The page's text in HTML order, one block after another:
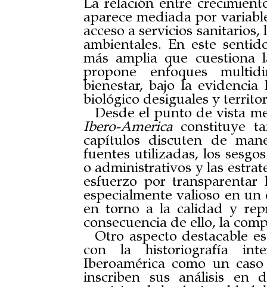
aparece mediada por
acceso a servicios
ambientales. En este
más amplia que cuestiona
propone enfoques
bienestar, bajo la
biológico desiguales y
Desde el punto de vista
Ibero-America constituye
capítulos discuten de
fuentes utilizadas, los
o administrativos y las
esfuerzo por transparentar
especialmente valioso en
en torno a la calidad y
consecuencia de ello, la
Otro aspecto destacable
con la historiografía
Iberoamérica como un
inscriben sus análisis en